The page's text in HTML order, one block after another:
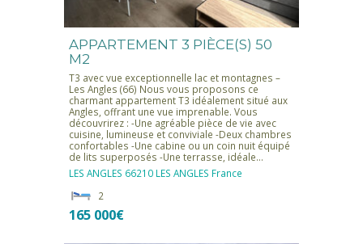
APPARTEMENT 3 PIÈCE(S) 50
M2
T3 avec vue exceptionnelle lac et montagnes –
Les Angles (66) Nous vous proposons ce
charmant appartement T3 idéalement situé aux
Angles, offrant une vue imprenable. Vous
découvrirez : -Une agréable pièce de vie avec
cuisine, lumineuse et conviviale -Deux chambres
confortables -Une cabine ou un coin nuit équipé
de lits superposés -Une terrasse, idéale…
LES ANGLES 66210 LES ANGLES France
2
165 000€